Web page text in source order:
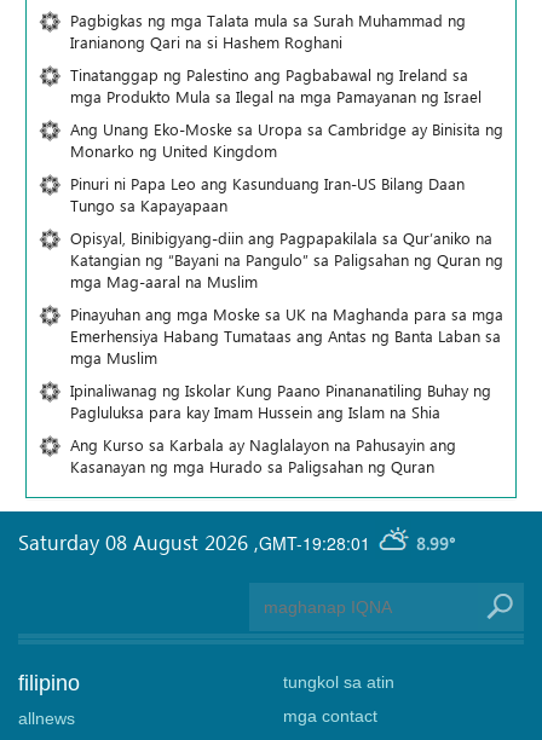
Pagbigkas ng mga Talata mula sa Surah Muhammad ng
Iranianong Qari na si Hashem Roghani
Tinatanggap ng Palestino ang Pagbabawal ng Ireland sa
mga Produkto Mula sa Ilegal na mga Pamayanan ng Israel
Ang Unang Eko-Moske sa Uropa sa Cambridge ay Binisita ng
Monarko ng United Kingdom
Pinuri ni Papa Leo ang Kasunduang Iran-US Bilang Daan
Tungo sa Kapayapaan
Opisyal, Binibigyang-diin ang Pagpapakilala sa Qur’aniko na
Katangian ng “Bayani na Pangulo” sa Paligsahan ng Quran ng
mga Mag-aaral na Muslim
Pinayuhan ang mga Moske sa UK na Maghanda para sa mga
Emerhensiya Habang Tumataas ang Antas ng Banta Laban sa
mga Muslim
Ipinaliwanag ng Iskolar Kung Paano Pinananatiling Buhay ng
Pagluluksa para kay Imam Hussein ang Islam na Shia
Ang Kurso sa Karbala ay Naglalayon na Pahusayin ang
Kasanayan ng mga Hurado sa Paligsahan ng Quran
GMT-19:28:01 8.99°
Saturday 08 August 2026 ,
filipino
allnews
tungkol sa atin
mga contact